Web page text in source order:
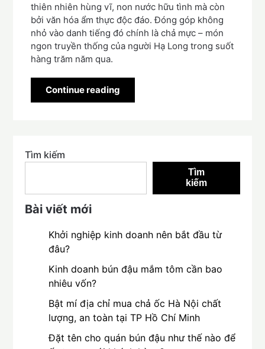
thiên nhiên hùng vĩ, non nước hữu tình mà còn
bởi văn hóa ẩm thực độc đáo. Đóng góp không
nhỏ vào danh tiếng đó chính là chả mực – món
ngon truyền thống của người Hạ Long trong suốt
hàng trăm năm qua.
Continue reading
Tìm kiếm
Tìm
kiếm
Bài viết mới
Khởi nghiệp kinh doanh nên bắt đầu từ
đâu?
Kinh doanh bún đậu mắm tôm cần bao
nhiêu vốn?
Bật mí địa chỉ mua chả ốc Hà Nội chất
lượng, an toàn tại TP Hồ Chí Minh
Đặt tên cho quán bún đậu như thế nào để